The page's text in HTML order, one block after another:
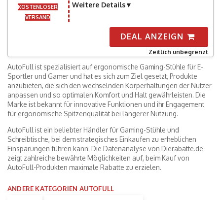
KOSTENLOSER
VERSAND
Weitere Details
DEAL ANZEIGN
Zeitlich unbegrenzt
AutoFull ist spezialisiert auf ergonomische Gaming-Stühle für E-
Sportler und Gamer und hat es sich zum Ziel gesetzt, Produkte
anzubieten, die sich den wechselnden Körperhaltungen der Nutzer
anpassen und so optimalen Komfort und Halt gewährleisten. Die
Marke ist bekannt für innovative Funktionen und ihr Engagement
für ergonomische Spitzenqualität bei längerer Nutzung.
AutoFull ist ein beliebter Händler für Gaming-Stühle und
Schreibtische, bei dem strategisches Einkaufen zu erheblichen
Einsparungen führen kann. Die Datenanalyse von Dierabatte.de
zeigt zahlreiche bewährte Möglichkeiten auf, beim Kauf von
AutoFull-Produkten maximale Rabatte zu erzielen.
ANDERE KATEGORIEN AUTOFULL